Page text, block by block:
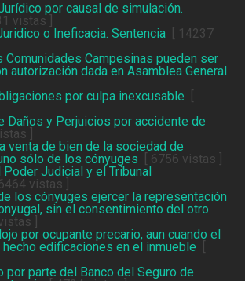
por causal de simulación.
vistas ]
o Ineficacia. Sentencia[ 14237
Comunidades Campesinas pueden ser
autorización dada en Asamblea General
por culpa inexcusable
Daños y Perjuicios por accidente de
]
venta de bien de la sociedad de
sólo de los cónyuges [ 6756 vistas ]
Judicial y el Tribunal
vistas ]
los cónyuges ejercer la representación
sin el consentimiento del otro
]
por ocupante precario, aun cuando el
hecho edificaciones en el inmueble
por parte del Banco del Seguro de